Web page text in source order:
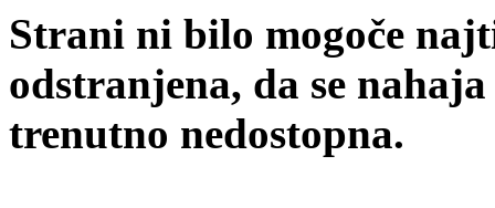
Strani ni bilo mogoče
odstranjena, da se
trenutno nedostopna.